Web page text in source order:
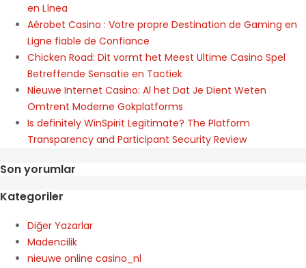
en Línea
Aérobet Casino : Votre propre Destination de Gaming en
Ligne fiable de Confiance
Chicken Road: Dit vormt het Meest Ultime Casino Spel
Betreffende Sensatie en Tactiek
Nieuwe Internet Casino: Al het Dat Je Dient Weten
Omtrent Moderne Gokplatforms
Is definitely WinSpirit Legitimate? The Platform
Transparency and Participant Security Review
Son yorumlar
Kategoriler
Diğer Yazarlar
Madencilik
nieuwe online casino_nl